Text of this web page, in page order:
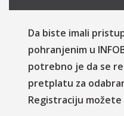
Da biste imali
pohranjenim u
potrebno je da se
pretplatu za
Registraciju